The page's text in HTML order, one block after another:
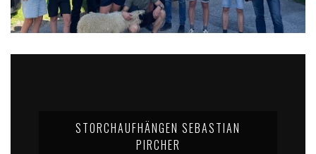
STORCHAUFHÄNGEN SEBASTIAN
PIRCHER